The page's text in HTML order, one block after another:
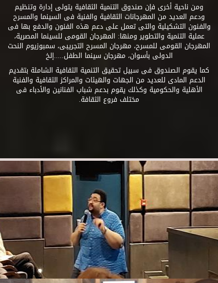
ومن ناحية أخرى فإن صندوق التنمية الثقافية يتولى إدارة وتنظيم
ودعم العديد من المهرجانات الثقافية والفنية فى السينما والمسرح
والفنون التشكيلية والتى تعمل على دعم هذه الفنون والدفع بها فى
عملية التنمية والتطوير ومنها: المهرجان القومى للسينما المصرية،
المهرجان القومى للمسرح، مهرجان المسرح التجريبى، سمبوزيوم النحت
الدولى بأسوان، مهرجان سينما الطفل.....إلخ
كما يقوم الصندوق فى سبيل تحقيق التنمية الثقافية الشاملة بتقديم
الدعم المادى للعديد من الجهات والهيئات والمراكز الثقافية والفنية
الأهلية والحكومية وكذلك يقوم بدعم شباب الفنانين والأدباء فى
مختلف فروع الثقافة.